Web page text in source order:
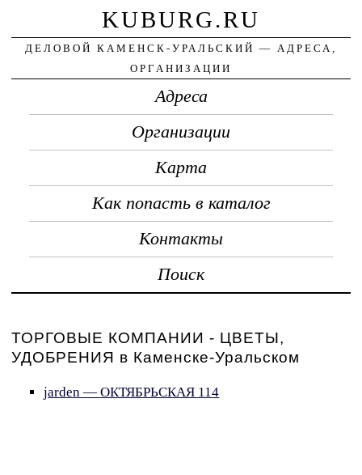
KUBURG.RU
ДЕЛОВОЙ КАМЕНСК-УРАЛЬСКИЙ — АДРЕСА,
ОРГАНИЗАЦИИ
Адреса
Организации
Карта
Как попасть в каталог
Контакты
Поиск
ТОРГОВЫЕ КОМПАНИИ - ЦВЕТЫ,
УДОБРЕНИЯ в Каменске-Уральском
jarden — ОКТЯБРЬСКАЯ 114